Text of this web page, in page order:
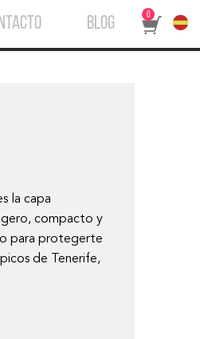
BLOG 0
la capa
compacto y
para protegerte
de Tenerife,